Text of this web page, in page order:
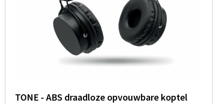
TONE - ABS draadloze opvouwbare koptel